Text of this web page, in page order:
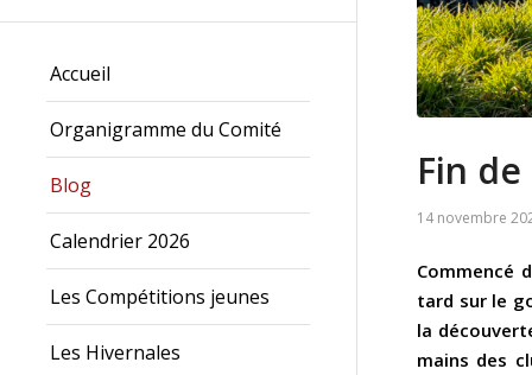
Accueil
Organigramme du Comité
Blog
Calendrier 2026
Les Compétitions jeunes
Les Hivernales
Fin
14 novembre
Commencé
tard sur le
la
mains des